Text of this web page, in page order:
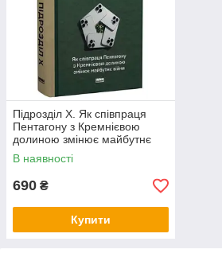
Підрозділ Х. Як співпраця
Пентагону з Кремнієвою
долиною змінює майбутнє
війни. Автор Радж Шах
В наявності
690 ₴
Купити